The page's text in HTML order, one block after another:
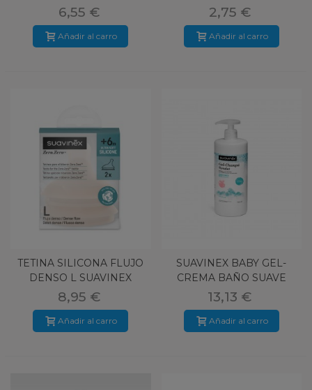
6,55 €
Añadir al carro
2,75 €
Añadir al carro
TETINA SILICONA FLUJO
DENSO L SUAVINEX
ZERO ZERO
8,95 €
Añadir al carro
SUAVINEX BABY GEL-
CREMA BAÑO SUAVE
750ML
13,13 €
Añadir al carro